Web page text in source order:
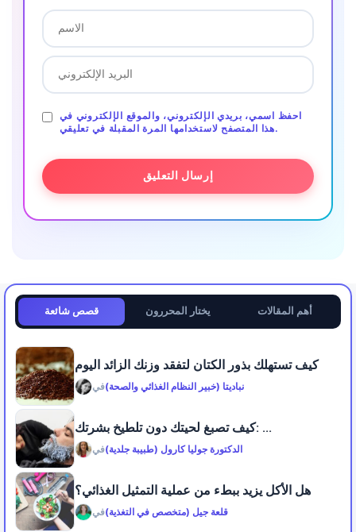
احفظ اسمي، بريدي الإلكتروني، والموقع الإلكتروني في
هذا المتصفح لاستخدامها المرة المقبلة في تعليقي.
قصص شائعة يختار المحررون أهم المقالات
كيف تستهلك بذور الكتان لتفقد وزنك الزائد اليوم
فينباديتا (خبير النظام الغذائي والصحة)
كيف تصبغ لحيتك دون تلطيخ بشرتك: ...
فيالدكتورة جوليا كارول (طبيبة جلدية)
هل الأكل يزيد ببطء من عملية التمثيل الغذائي؟
فيقلعة جيل (متخصص في التغذية)